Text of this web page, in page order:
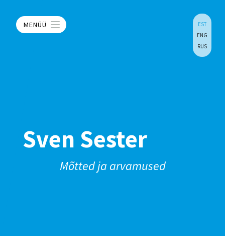
MENÜÜ
EST
ENG
RUS
Sven Sester
Mõtted ja arvamused